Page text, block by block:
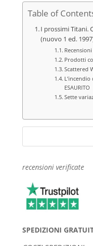
Table of
I prossimi Titani.
(nuovo 1 ed.
Recensioni
Prodotti
Scattered
ESAURITO
Sette
recensioni verificate
SPEDIZIONI